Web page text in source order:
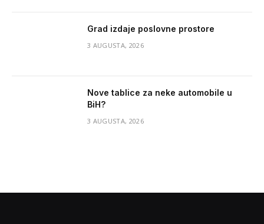
Grad izdaje poslovne prostore
3 AUGUSTA, 2026
Nove tablice za neke automobile u
BiH?
3 AUGUSTA, 2026